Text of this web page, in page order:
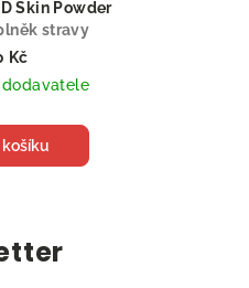
Skin Powder
stravy
Kč
košíku